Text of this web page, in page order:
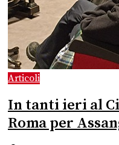
Articoli
In tanti ieri al
Roma per